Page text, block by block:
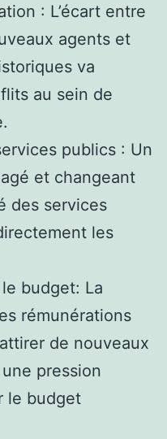
: L’écart entre
agents et
va
au sein de
publics : Un
et changeant
des services
les
budget: La
rémunérations
de nouveaux
pression
le budget